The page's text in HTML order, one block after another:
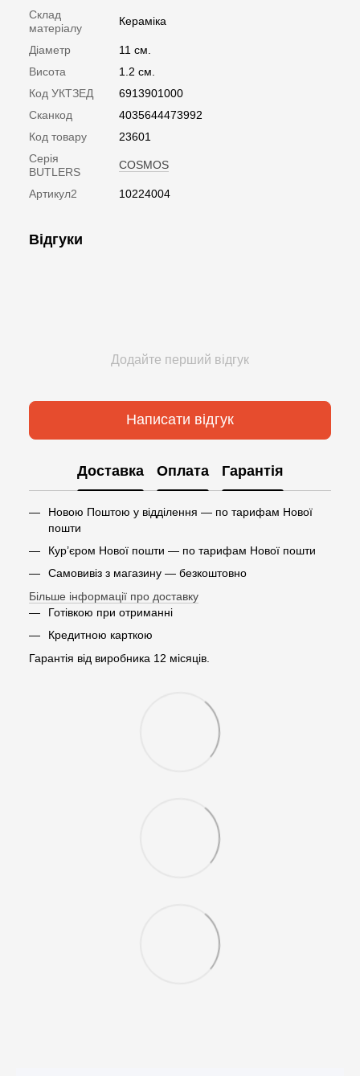
Склад
матеріалу
Кераміка
Діаметр
11 см.
Висота
1.2 см.
Код УКТЗЕД
6913901000
Сканкод
4035644473992
Код товару
23601
Серія
BUTLERS
COSMOS
Артикул2 10224004
Відгуки
Додайте перший відгук
Написати відгук
Доставка Оплата Гарантія
Новою Поштою у відділення — по тарифам Нової
пошти
Кур’єром Нової пошти — по тарифам Нової пошти
Самовивіз з магазину — безкоштовно
Більше інформації про доставку
Готівкою при отриманні
Кредитною карткою
Гарантія від виробника 12 місяців.